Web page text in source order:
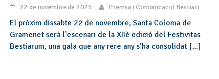
22 de novembre de 2025 Premsa i Comunicació Bestiari
El pròxim dissabte 22 de novembre, Santa Coloma de
Gramenet serà l’escenari de la XIIè edició del Festivitas
Bestiarum, una gala que any rere any s’ha consolidat [...]